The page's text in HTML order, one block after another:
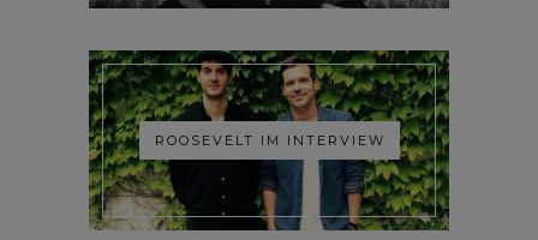
ROOSEVELT IM INTERVIEW